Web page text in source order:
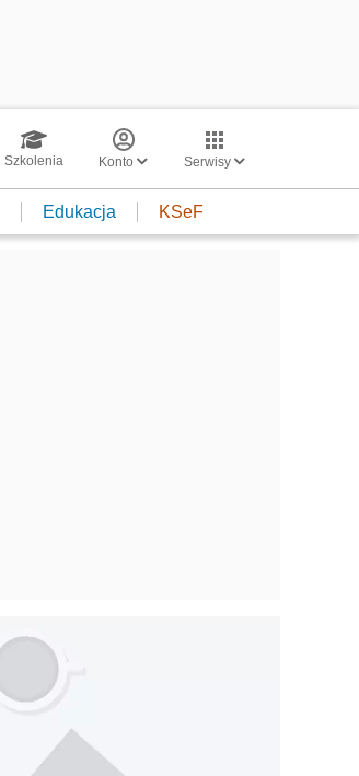
Szkolenia Konto Serwisy
Edukacja KSeF